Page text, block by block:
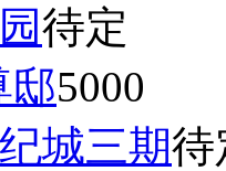
待定
邸5000
城三期待